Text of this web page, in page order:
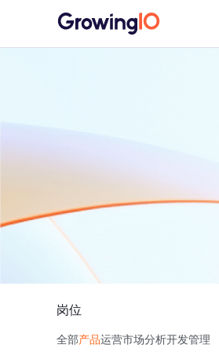
岗位
全部产品运营市场分析开发管理